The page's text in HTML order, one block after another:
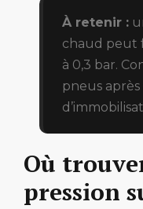
À retenir :
chaud peut
à 0,3 bar.
pneus
Où
pression